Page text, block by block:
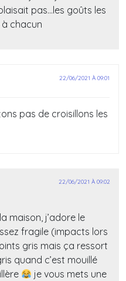
pas…les goûts les
chacun
22/06/2021 À 09:01
pas de croisillons les
22/06/2021 À 09:02
maison, j’adore le
fragile (impacts lors
gris mais ça ressort
quand c’est mouillé
je vous mets une